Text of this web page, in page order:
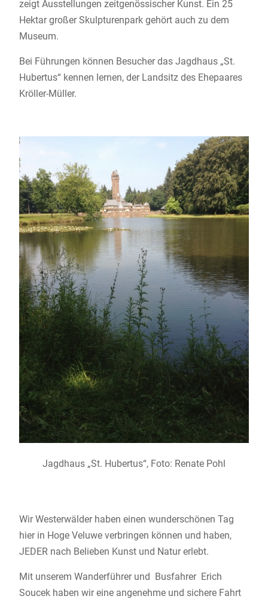
zeigt Ausstellungen zeitgenössischer Kunst. Ein 25
Hektar großer Skulpturenpark gehört auch zu dem
Museum.
Bei Führungen können Besucher das Jagdhaus „St.
Hubertus“ kennen lernen, der Landsitz des Ehepaares
Kröller-Müller.
Jagdhaus „St. Hubertus“, Foto: Renate Pohl
Wir Westerwälder haben einen wunderschönen Tag
hier in Hoge Veluwe verbringen können und haben,
JEDER nach Belieben Kunst und Natur erlebt.
Mit unserem Wanderführer und Busfahrer Erich
Soucek haben wir eine angenehme und sichere Fahrt